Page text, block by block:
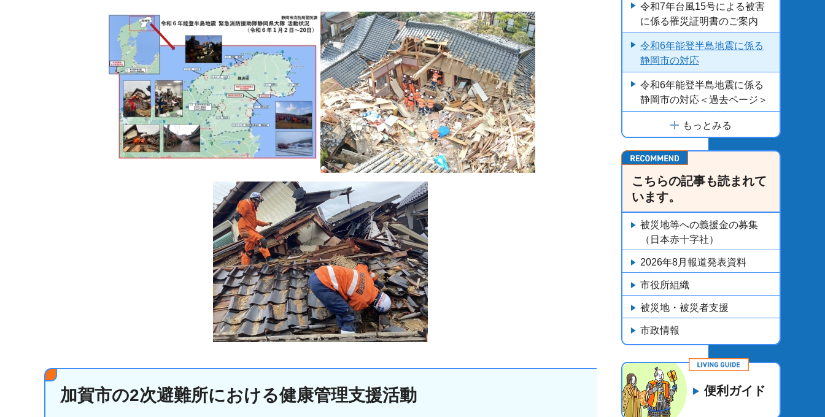
加賀市の2次避難所における健康管理支援活動
令和7年台風15号による被害
に係る罹災証明書のご案内
令和6年能登半島地震に係る
静岡市の対応
令和6年能登半島地震に係る
静岡市の対応＜過去ページ＞
もっとみる
こちらの記事も読まれて
います。
被災地等への義援金の募集
（日本赤十字社）
2026年8月報道発表資料
市役所組織
被災地・被災者支援
市政情報
便利ガイド